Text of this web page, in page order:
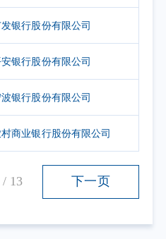
发银行股份有限公司
银行股份有限公司
银行股份有限公司
商业银行股份有限公司
/ 13 下一页